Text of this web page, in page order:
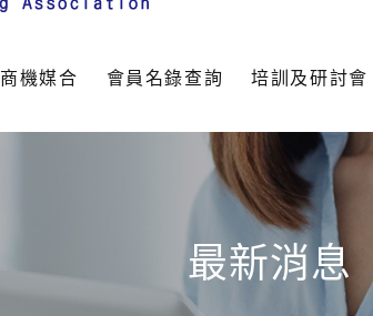
商機媒合 會員名錄查詢 培訓及研討會
最新消息